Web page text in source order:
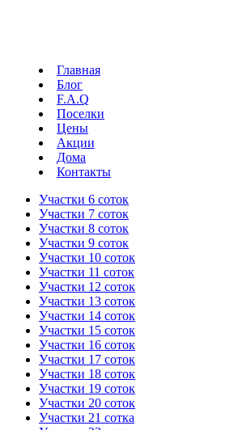
Главная
Блог
F.A.Q
Поселки
Цены
Акции
Дома
Контакты
Участки 6 соток
Участки 7 соток
Участки 8 соток
Участки 9 соток
Участки 10 соток
Участки 11 соток
Участки 12 соток
Участки 13 соток
Участки 14 соток
Участки 15 соток
Участки 16 соток
Участки 17 соток
Участки 18 соток
Участки 19 соток
Участки 20 соток
Участки 21 сотка